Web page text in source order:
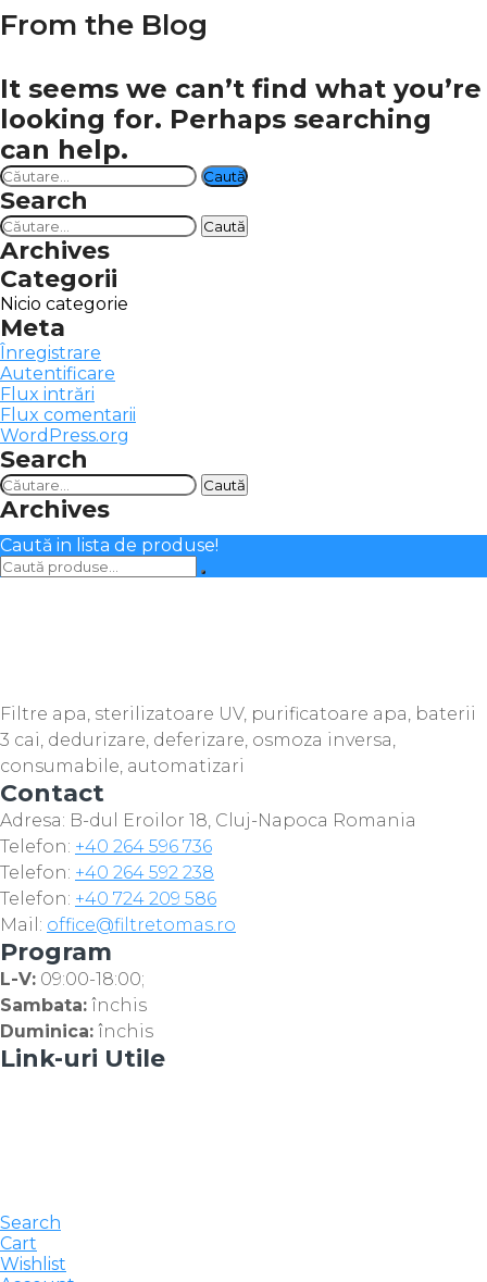
From the Blog
It seems we can’t find what you’re
looking for. Perhaps searching
can help.
Caută
după:
Search
Caută
după:
Archives
Categorii
Nicio categorie
Meta
Înregistrare
Autentificare
Flux intrări
Flux comentarii
WordPress.org
Search
Caută
după:
Archives
Caută in lista de produse!
Filtre apa, sterilizatoare UV, purificatoare apa, baterii
3 cai, dedurizare, deferizare, osmoza inversa,
consumabile, automatizari
Contact
Adresa: B-dul Eroilor 18, Cluj-Napoca Romania
Telefon: +40 264 596 736
Telefon: +40 264 592 238
Telefon: +40 724 209 586
Mail: office@filtretomas.ro
Program
L-V: 09:00-18:00;
Sambata: închis
Duminica: închis
Link-uri Utile
Search
Cart
Wishlist